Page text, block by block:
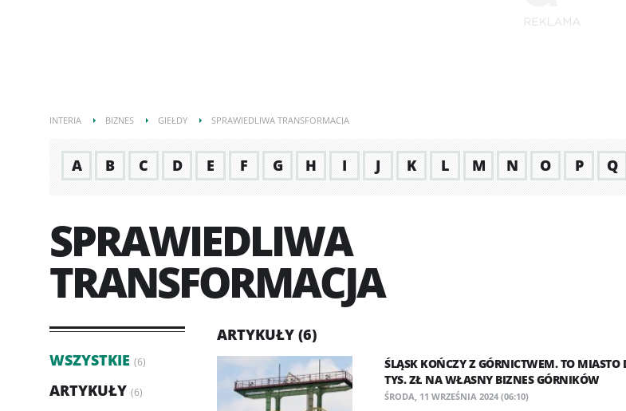
INTERIA BIZNES GIEŁDY SPRAWIEDLIWA TRANSFORMACJA
A B C D E F G H I J K L M N O P Q
SPRAWIEDLIWA
TRANSFORMACJA
WSZYSTKIE (6)
ARTYKUŁY (6)
ARTYKUŁY (6)
ŚLĄSK KOŃCZY Z GÓRNICTWEM. TO MIASTO
TYS. ZŁ NA WŁASNY BIZNES GÓRNIKÓW
ŚRODA, 11 WRZEŚNIA 2024 (06:10)